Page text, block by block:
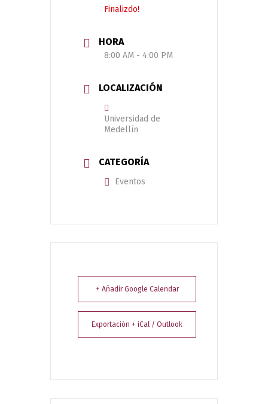
Finalizdo!
HORA
8:00 AM - 4:00 PM
LOCALIZACIÓN
Universidad de
Medellín
CATEGORÍA
Eventos
+ Añadir Google Calendar
Exportación + iCal / Outlook